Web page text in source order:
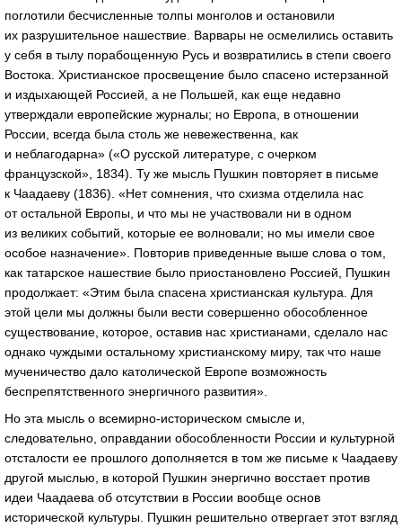
поглотили бесчисленные толпы монголов и остановили
их разрушительное нашествие. Варвары не осмелились оставить
у себя в тылу порабощенную Русь и возвратились в степи своего
Востока. Христианское просвещение было спасено истерзанной
и издыхающей Россией, а не Польшей, как еще недавно
утверждали европейские журналы; но Европа, в отношении
России, всегда была столь же невежественна, как
и неблагодарна» («О русской литературе, с очерком
французской», 1834). Ту же мысль Пушкин повторяет в письме
к Чаадаеву (1836). «Нет сомнения, что схизма отделила нас
от остальной Европы, и что мы не участвовали ни в одном
из великих событий, которые ее волновали; но мы имели свое
особое назначение». Повторив приведенные выше слова о том,
как татарское нашествие было приостановлено Россией, Пушкин
продолжает: «Этим была спасена христианская культура. Для
этой цели мы должны были вести совершенно обособленное
существование, которое, оставив нас христианами, сделало нас
однако чуждыми остальному христианскому миру, так что наше
мученичество дало католической Европе возможность
беспрепятственного энергичного развития».
Но эта мысль о всемирно-историческом смысле и,
следовательно, оправдании обособленности России и культурной
отсталости ее прошлого дополняется в том же письме к Чаадаеву
другой мыслью, в которой Пушкин энергично восстает против
идеи Чаадаева об отсутствии в России вообще основ
исторической культуры. Пушкин решительно отвергает этот взгляд